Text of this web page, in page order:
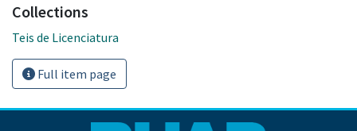
Collections
Teis de Licenciatura
Full item page